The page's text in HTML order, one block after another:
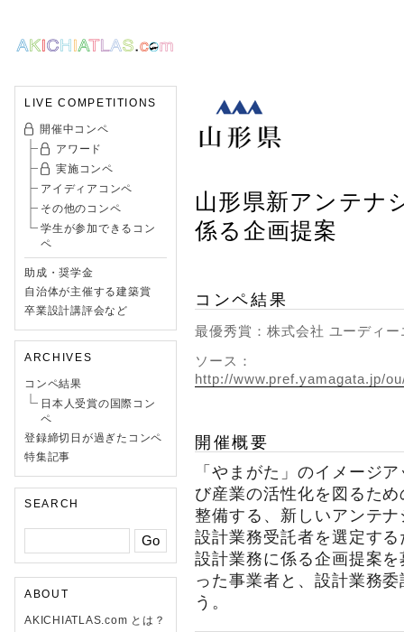
LIVE COMPETITIONS
開催中コンペ
アワード
実施コンペ
アイディアコンペ
その他のコンペ
学生が参加できるコン
ペ
助成・奨学金
自治体が主催する建築賞
卒業設計講評会など
ARCHIVES
コンペ結果
日本人受賞の国際コン
ペ
登録締切日が過ぎたコンペ
特集記事
SEARCH
ABOUT
AKICHIATLAS.com とは？
山形県新アンテナ
係る企画提案
コンペ結果
最優秀賞：株式会社 ユーディー
ソース：
http://www.pref.yamagata.jp/
開催概要
「やまがた」のイメージ
び産業の活性化を図るた
整備する、新しいアンテ
設計業務受託者を選定す
設計業務に係る企画提案
った事業者と、設計業務
う。